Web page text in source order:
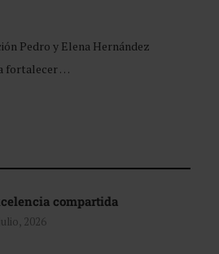
Pedro y Elena Hernández
fortalecer …
compartida
2026